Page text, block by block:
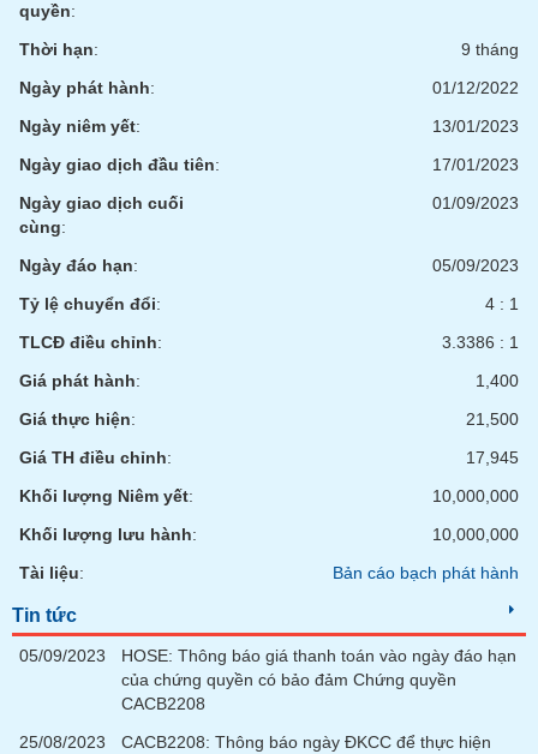
quyền:
Thời hạn:
9 tháng
Ngày phát hành:
01/12/2022
Ngày niêm yết:
13/01/2023
Ngày giao dịch đầu tiên:
17/01/2023
Ngày giao dịch cuối
cùng:
01/09/2023
Ngày đáo hạn:
05/09/2023
Tỷ lệ chuyển đổi:
4 : 1
TLCĐ điều chỉnh:
3.3386 : 1
Giá phát hành:
1,400
Giá thực hiện:
21,500
Giá TH điều chỉnh:
17,945
Khối lượng Niêm yết:
10,000,000
Khối lượng lưu hành:
10,000,000
Tài liệu: Bản cáo bạch phát hành
Tin tức
05/09/2023
HOSE: Thông báo giá thanh toán vào ngày đáo hạn
của chứng quyền có bảo đảm Chứng quyền
CACB2208
25/08/2023
CACB2208: Thông báo ngày ĐKCC để thực hiện
Bài
của
giả
cáo
phân
(-)
Thuật
(-)
Dịch
(-)
Đào
tài